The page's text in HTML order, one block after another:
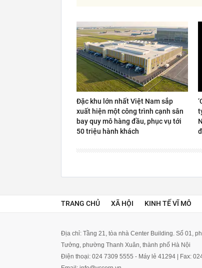
Đặc khu lớn nhất Việt Nam sắp
xuất hiện một công trình cạnh sân
bay quy mô hàng đầu, phục vụ tới
50 triệu hành khách
TRANG CHỦ XÃ HỘI KINH TẾ VĨ MÔ
Địa chỉ: Tầng 21, tòa nhà Center Building. Số 01,
Tưởng, phường Thanh Xuân, thành phố Hà Nội
Điện thoại: 024 7309 5555 - Máy lẻ 41294 | Fax: